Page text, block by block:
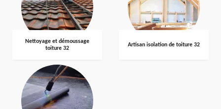
Nettoyage et démoussage
toiture 32
Artisan isolation de toiture 32